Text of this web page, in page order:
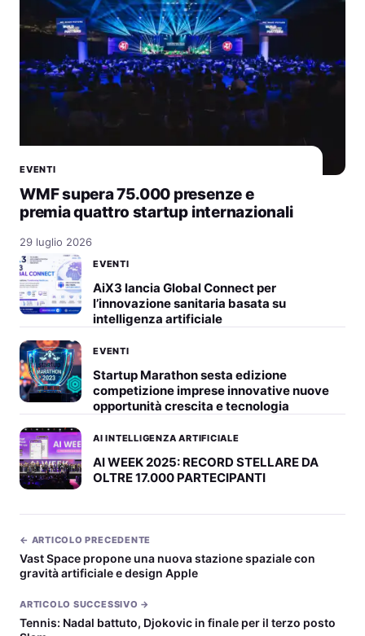
EVENTI
WMF supera 75.000 presenze e
premia quattro startup internazionali
29 luglio 2026
EVENTI
AiX3 lancia Global Connect per
l’innovazione sanitaria basata su
intelligenza artificiale
EVENTI
Startup Marathon sesta edizione
competizione imprese innovative nuove
opportunità crescita e tecnologia
AI INTELLIGENZA ARTIFICIALE
AI WEEK 2025: RECORD STELLARE DA
OLTRE 17.000 PARTECIPANTI
← ARTICOLO PRECEDENTE
Vast Space propone una nuova stazione spaziale con
gravità artificiale e design Apple
ARTICOLO SUCCESSIVO →
Tennis: Nadal battuto, Djokovic in finale per il terzo posto